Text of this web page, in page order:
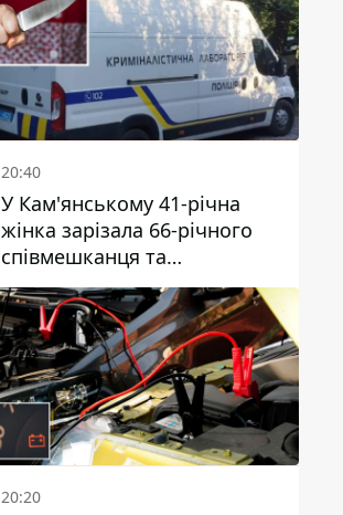
20:40
У Кам'янському 41-річна
жінка зарізала 66-річного
співмешканця та
намагалась обманути
поліцейських
20:20